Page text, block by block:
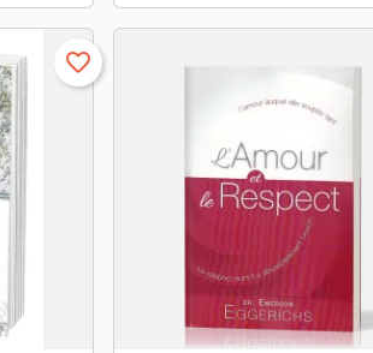
favorite_border